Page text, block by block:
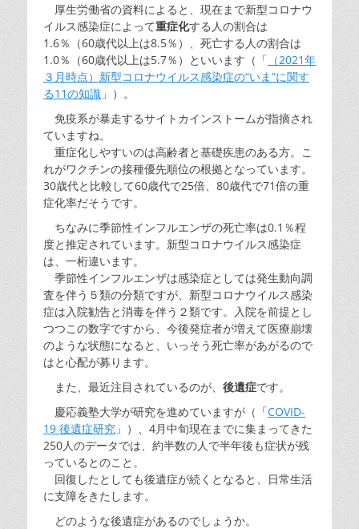
厚生労働省の資料によると、現在まで新型コロナウ
イルス感染症によって重症化する人の割合は
1.6％（60歳代以上は8.5％）、死亡する人の割合は
1.0％（60歳代以上は5.7％）といいます（「 （2021年
３月時点）新型コロナウイルス感染症の“いま”に関す
る11の知識 」）。
免疫系が暴走するサイトカインストームが指摘され
ていますね。
重症化しやすいのは高齢者と基礎疾患のある方。こ
れがワクチンの接種優先順位の根拠となっています。
30歳代と比較して60歳代で25倍、80歳代で71倍の重
症化率だそうです。
ちなみに季節性インフルエンザの死亡率は0.1％程
度と推定されています。新型コロナウイルス感染症
は、一桁違います。
季節性インフルエンザは感染症としては発生動向調
査を伴う５類の分類ですが、新型コロナウイルス感染
症は入院勧告と消毒を伴う２類です。入院を前提とし
つつこの数字ですから、今後発症者が増えて医療崩壊
のような状態になると、いっそう死亡率があがるので
はと心配が募ります。
また、最近注目されているのが、 後遺症です。
慶応義塾大学が研究を進めていますが（「COVID-
19 後遺症研究 」）、4月中旬現在までに集まってきた
250人のデータでは、約半数の人で半年後も症状が残
っているとのこと。
回復したとしても後遺症が続くとなると、日常生活
に支障をきたします。
どのような後遺症があるのでしょうか。